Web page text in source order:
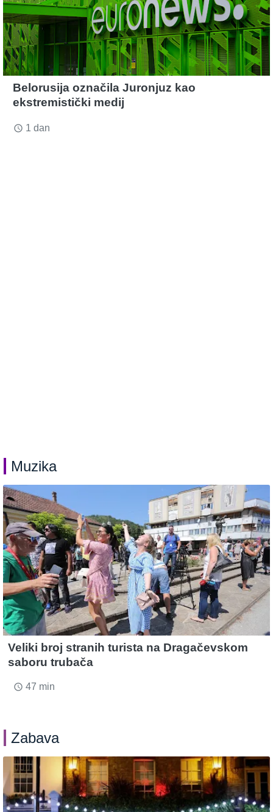
Belorusija označila Juronjuz kao
ekstremistički medij
access_time 1 dan
Muzika
Veliki broj stranih turista na Dragačevskom
saboru trubača
access_time 47 min
Zabava